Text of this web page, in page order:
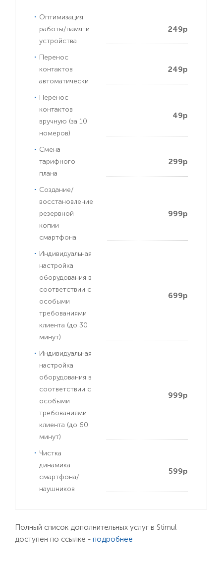
Оптимизация
работы/памяти
устройства
249р
Перенос
контактов
автоматически
249р
Перенос
контактов
вручную (за 10
номеров)
49р
Смена
тарифного
плана
299р
Создание/
восстановление
резервной
копии
смартфона
999р
Индивидуальная
настройка
оборудования в
соответствии с
особыми
требованиями
клиента (до 30
минут)
699р
Индивидуальная
настройка
оборудования в
соответствии с
особыми
требованиями
клиента (до 60
минут)
999р
Чистка
динамика
смартфона/
наушников
599р
Полный список дополнительных услуг в Stimul
доступен по ссылке - подробнее